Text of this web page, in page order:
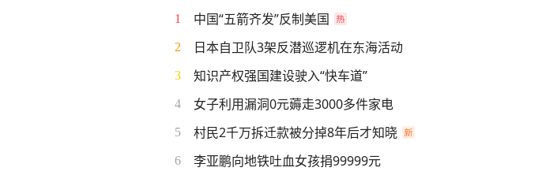
1 中国“五箭齐发”反制美国
2 日本自卫队3架反潜巡逻机在东海活动
3 知识产权强国建设驶入“快车道”
4 女子利用漏洞0元薅走3000多件家电
5 村民2千万拆迁款被分掉8年后才知晓
6 李亚鹏向地铁吐血女孩捐99999元